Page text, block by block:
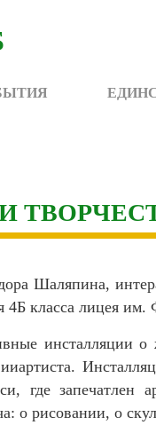
Шаляпина,
класса лицея
инсталляции о
где запечатлен
о рисовании, о